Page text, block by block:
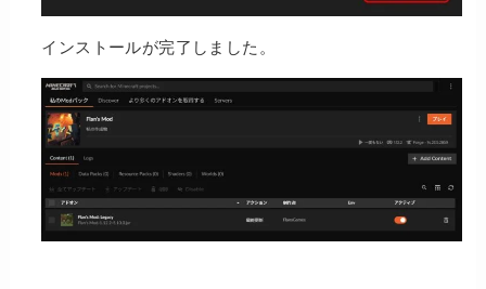
インストールが完了しました。